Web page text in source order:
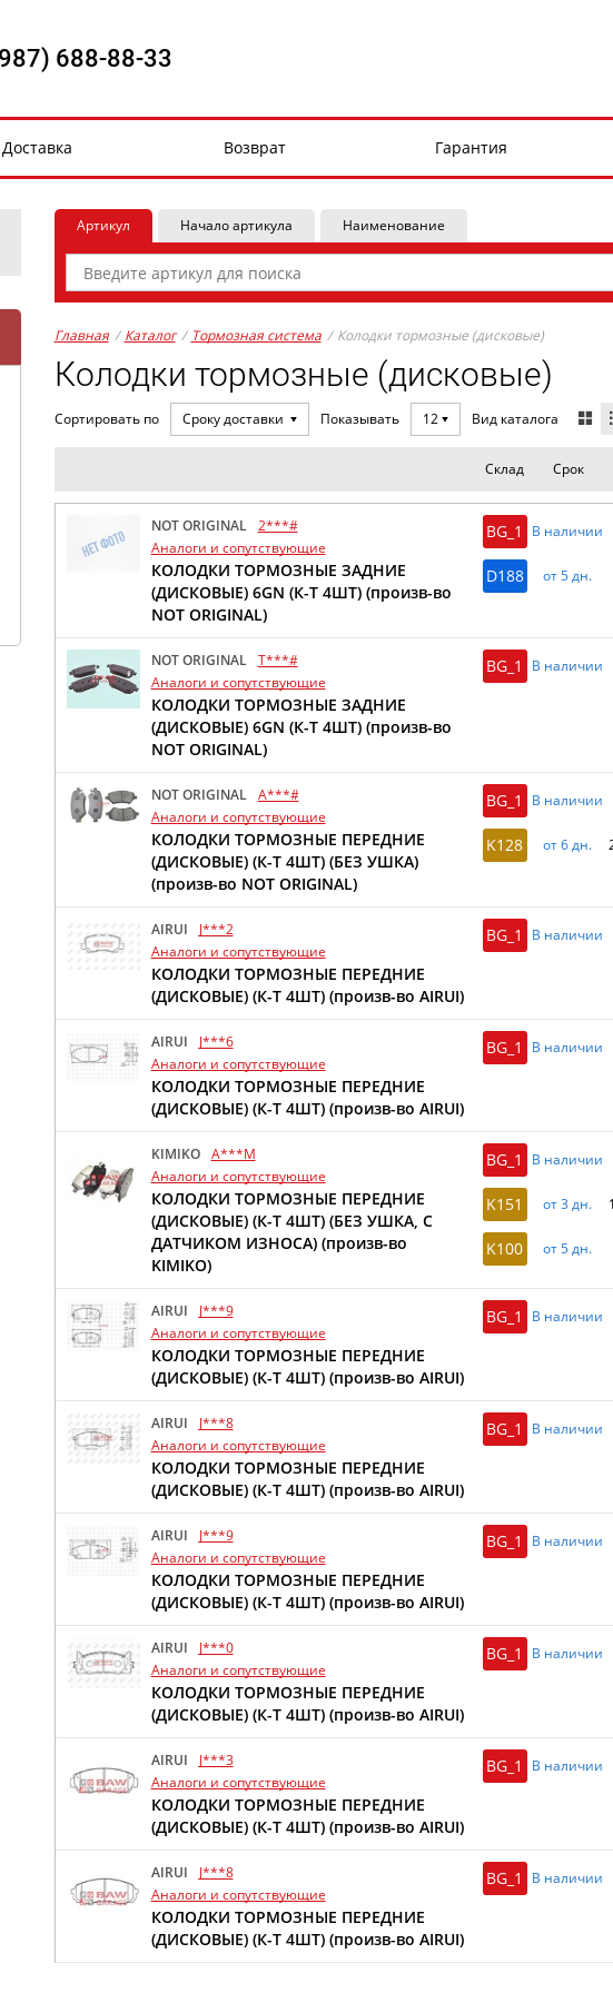
688-88-33
Доставка Возврат Гарантия
Артикул Начало артикула Наименование
Главная / Каталог / Тормозная система / Колодки тормозные (дисковые)
Колодки тормозные (дисковые)
Сортировать по Сроку доставки Показывать 12 Вид каталога
Склад Срок
NOT ORIGINAL
2***#
Аналоги и сопутствующие
КОЛОДКИ ТОРМОЗНЫЕ ЗАДНИЕ
(ДИСКОВЫЕ) 6GN (К-Т 4ШТ) (произв-во
NOT ORIGINAL)
BG_1 В наличии
D188 от 5 дн.
NOT ORIGINAL
T***#
Аналоги и сопутствующие
КОЛОДКИ ТОРМОЗНЫЕ ЗАДНИЕ
(ДИСКОВЫЕ) 6GN (К-Т 4ШТ) (произв-во
NOT ORIGINAL)
BG_1 В наличии
NOT ORIGINAL
A***#
Аналоги и сопутствующие
КОЛОДКИ ТОРМОЗНЫЕ ПЕРЕДНИЕ
(ДИСКОВЫЕ) (К-Т 4ШТ) (БЕЗ УШКА)
(произв-во NOT ORIGINAL)
BG_1 В наличии
K128 от 6 дн.
AIRUI
J***2
Аналоги и сопутствующие
КОЛОДКИ ТОРМОЗНЫЕ ПЕРЕДНИЕ
(ДИСКОВЫЕ) (К-Т 4ШТ) (произв-во AIRUI)
BG_1 В наличии
AIRUI
J***6
Аналоги и сопутствующие
КОЛОДКИ ТОРМОЗНЫЕ ПЕРЕДНИЕ
(ДИСКОВЫЕ) (К-Т 4ШТ) (произв-во AIRUI)
BG_1 В наличии
KIMIKO
A***M
Аналоги и сопутствующие
КОЛОДКИ ТОРМОЗНЫЕ ПЕРЕДНИЕ
(ДИСКОВЫЕ) (К-Т 4ШТ) (БЕЗ УШКА, С
ДАТЧИКОМ ИЗНОСА) (произв-во
KIMIKO)
BG_1 В наличии
K151 от 3 дн.
K100 от 5 дн.
AIRUI
J***9
Аналоги и сопутствующие
КОЛОДКИ ТОРМОЗНЫЕ ПЕРЕДНИЕ
(ДИСКОВЫЕ) (К-Т 4ШТ) (произв-во AIRUI)
BG_1 В наличии
AIRUI
J***8
Аналоги и сопутствующие
КОЛОДКИ ТОРМОЗНЫЕ ПЕРЕДНИЕ
(ДИСКОВЫЕ) (К-Т 4ШТ) (произв-во AIRUI)
BG_1 В наличии
AIRUI
J***9
Аналоги и сопутствующие
КОЛОДКИ ТОРМОЗНЫЕ ПЕРЕДНИЕ
(ДИСКОВЫЕ) (К-Т 4ШТ) (произв-во AIRUI)
BG_1 В наличии
AIRUI
J***0
Аналоги и сопутствующие
КОЛОДКИ ТОРМОЗНЫЕ ПЕРЕДНИЕ
(ДИСКОВЫЕ) (К-Т 4ШТ) (произв-во AIRUI)
BG_1 В наличии
AIRUI
J***3
Аналоги и сопутствующие
КОЛОДКИ ТОРМОЗНЫЕ ПЕРЕДНИЕ
(ДИСКОВЫЕ) (К-Т 4ШТ) (произв-во AIRUI)
BG_1 В наличии
AIRUI
J***8
Аналоги и сопутствующие
КОЛОДКИ ТОРМОЗНЫЕ ПЕРЕДНИЕ
(ДИСКОВЫЕ) (К-Т 4ШТ) (произв-во AIRUI)
BG_1 В наличии